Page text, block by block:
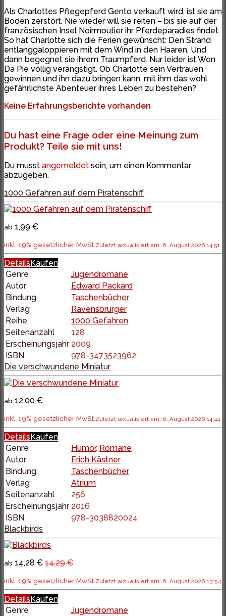
Als Charlottes Pflegepferd Gento verkauft wird, ist sie am
Boden zerstört. Nie wieder will sie reiten – bis sie auf der
französischen Insel Noirmoutier ihr Pferdeparadies findet.
So hat Charlotte sich die Ferien gewünscht: Den Strand
entlanggaloppieren mit dem Wind in den Haaren. Und
dann begegnet sie ihrem Traumpferd. Nur leider ist Won
Da Pie völlig verängstigt. Ob Charlotte sein Vertrauen
gewinnen und ihn dazu bringen kann, mit ihm das wohl
gefährlichste Abenteuer ihres Leben zu bestehen?
Keine Erfahrungsberichte vorhanden
Du hast eine Frage oder eine Meinung zum
Produkt? Teile sie mit uns!
Du musst angemeldet sein, um einen Kommentar
abzugeben.
1000 Gefahren auf dem Piratenschiff
ab 1,99 €
inkl. 19% gesetzlicher MwSt.Zuletzt aktualisiert am: 6. August 2026 14:51
Details Kaufen
Genre
Jugendromane
Autor
Edward Packard
Bindung
Taschenbücher
Verlag
Ravensbrurger
Reihe
1000 Gefahren
Seitenanzahl
128
Erscheinungsjahr 2009
ISBN
978-3473523962
Die verschwundene Miniatur
ab 12,00 €
inkl. 19% gesetzlicher MwSt.Zuletzt aktualisiert am: 6. August 2026 14:44
Details Kaufen
Genre
Humor, Romane
Autor
Erich Kästner
Bindung
Taschenbücher
Verlag
Atrium
Seitenanzahl
256
Erscheinungsjahr 2016
ISBN
978-3038820024
Blackbirds
ab 14,28 € 14,29 €
inkl. 19% gesetzlicher MwSt.Zuletzt aktualisiert am: 6. August 2026 13:54
Details Kaufen
Genre
Jugendromane